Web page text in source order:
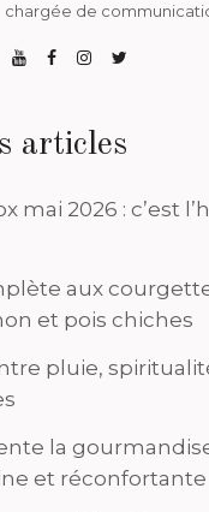
chargée de
articles
mai 2026 : c’est
aux
et pois chiches
pluie,
la
et réconfortante